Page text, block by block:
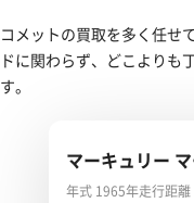
コメットの買取を多く任せ
ドに関わらず、どこよりも
す。
マーキュリー
ンテ
年式 1965年走行距